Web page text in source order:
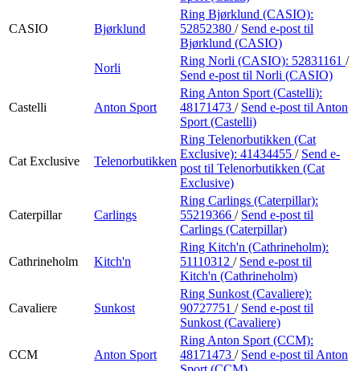
CASIO Bjørklund
Ring Bjørklund (CASIO):
52852380 / Send e-post til
Bjørklund (CASIO)
Norli
Ring Norli (CASIO): 52831161 /
Send e-post til Norli (CASIO)
Castelli Anton Sport
Ring Anton Sport (Castelli):
48171473 / Send e-post til Anton
Sport (Castelli)
Cat Exclusive Telenorbutikken
Ring Telenorbutikken (Cat
Exclusive): 41434455 / Send e-
post til Telenorbutikken (Cat
Exclusive)
Caterpillar Carlings
Ring Carlings (Caterpillar):
55219366 / Send e-post til
Carlings (Caterpillar)
Cathrineholm Kitch'n
Ring Kitch'n (Cathrineholm):
51110312 / Send e-post til
Kitch'n (Cathrineholm)
Cavaliere Sunkost
Ring Sunkost (Cavaliere):
90727751 / Send e-post til
Sunkost (Cavaliere)
CCM Anton Sport
Ring Anton Sport (CCM):
48171473 / Send e-post til Anton